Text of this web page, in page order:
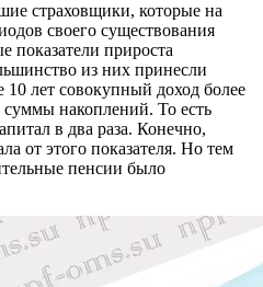
страховщики, которые на
своего существования
показатели прироста
из них принесли
10 лет совокупный доход более
накоплений. То есть
в два раза. Конечно,
от этого показателя. Но тем
пенсии было